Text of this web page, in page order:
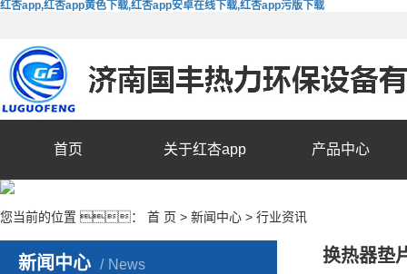
红杏app,红杏app黄色下载,红杏app安卓在线下载,红杏app污版下载
首页 关于红杏app 产品中心
您当前的位置 ： 首 页 > 新闻中心 > 行业资讯
新闻中心 News 换热器垫